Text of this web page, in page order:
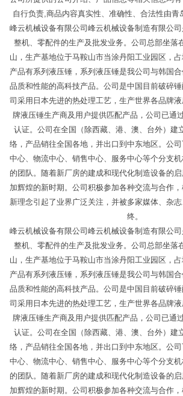
自行负责,商品内容真实性、准确性、合法性由青
峰云机械设备有限公司峰云机械设备制造有限公
整机、零配件的生产及批发业务。公司总部坐落
山，生产基地位于马鞍山市当涂丹阳工业园区，
产品有系列液压锤，系列液压锤是我公司与韩国
品质和性能的高科技产品。公司是中国目前破碎
司采用日本先进的热处理工艺，生产世界各品牌
牌液压锤生产商及用户提供匹配产品，公司已通
认证。公司在全国（除西藏、港、澳、台外）建
络，产品销往全国各地，并出口到中东地区。公
中心、物流中心、销售中心、服务中心等个分支
的团队。随着新厂房的建成和现代化制造设备的
加辉煌的新时期。公司积极参加各种交流与合作
新理念引起了业界广泛关注，并被多家媒体、杂
终。
峰云机械设备有限公司峰云机械设备制造有限公
整机、零配件的生产及批发业务。公司总部坐落
山，生产基地位于马鞍山市当涂丹阳工业园区，
产品有系列液压锤，系列液压锤是我公司与韩国
品质和性能的高科技产品。公司是中国目前破碎
司采用日本先进的热处理工艺，生产世界各品牌
牌液压锤生产商及用户提供匹配产品，公司已通
认证。公司在全国（除西藏、港、澳、台外）建
络，产品销往全国各地，并出口到中东地区。公
中心、物流中心、销售中心、服务中心等个分支
的团队。随着新厂房的建成和现代化制造设备的
加辉煌的新时期。公司积极参加各种交流与合作